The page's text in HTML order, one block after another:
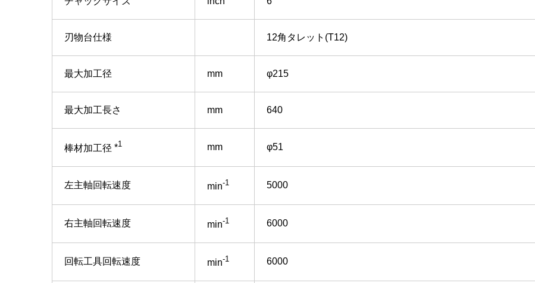
刃物台仕様 12角タレット(T12)
最大加工径 mm φ215
最大加工長さ mm 640
棒材加工径 *1 mm φ51
左主軸回転速度 min-1 5000
右主軸回転速度 min-1 6000
回転工具回転速度 min-1 6000